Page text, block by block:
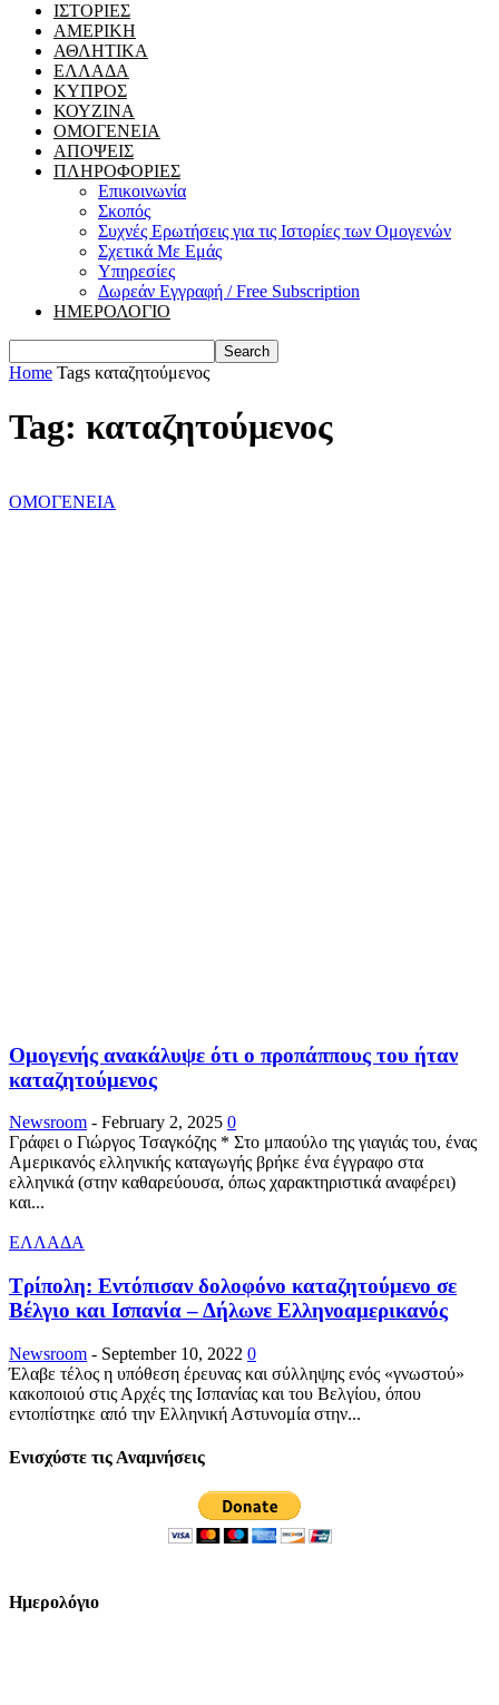
ΙΣΤΟΡΙΕΣ
ΑΜΕΡΙΚΗ
ΑΘΛΗΤΙΚΑ
ΕΛΛΑΔΑ
ΚΥΠΡΟΣ
ΚΟΥΖΙΝΑ
ΟΜΟΓΕΝΕΙΑ
ΑΠΟΨΕΙΣ
ΠΛΗΡΟΦΟΡΙΕΣ
Επικοινωνία
Σκοπός
Συχνές Ερωτήσεις για τις Ιστορίες των Ομογενών
Σχετικά Με Εμάς
Υπηρεσίες
Δωρεάν Εγγραφή / Free Subscription
ΗΜΕΡΟΛΟΓΙΟ
Home Tags καταζητούμενος
Tag: καταζητούμενος
ΟΜΟΓΕΝΕΙΑ
Ομογενής ανακάλυψε ότι ο προπάππους του ήταν
καταζητούμενος
Newsroom - February 2, 2025 0
Γράφει ο Γιώργος Τσαγκόζης * Στο μπαούλο της γιαγιάς του, ένας
Αμερικανός ελληνικής καταγωγής βρήκε ένα έγγραφο στα
ελληνικά (στην καθαρεύουσα, όπως χαρακτηριστικά αναφέρει)
και...
ΕΛΛΑΔΑ
Τρίπολη: Εντόπισαν δολοφόνο καταζητούμενο σε
Βέλγιο και Ισπανία – Δήλωνε Ελληνοαμερικανός
Newsroom - September 10, 2022 0
Έλαβε τέλος η υπόθεση έρευνας και σύλληψης ενός «γνωστού»
κακοποιού στις Αρχές της Ισπανίας και του Βελγίου, όπου
εντοπίστηκε από την Ελληνική Αστυνομία στην...
Ενισχύστε τις Αναμνήσεις
Ημερολόγιο